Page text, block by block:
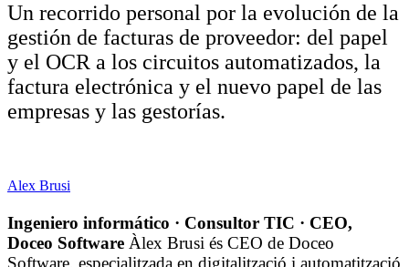
Un recorrido personal por la evolución de la
gestión de facturas de proveedor: del papel
y el OCR a los circuitos automatizados, la
factura electrónica y el nuevo papel de las
empresas y las gestorías.
Alex Brusi
Ingeniero informático · Consultor TIC · CEO,
Doceo Software Àlex Brusi és CEO de Doceo